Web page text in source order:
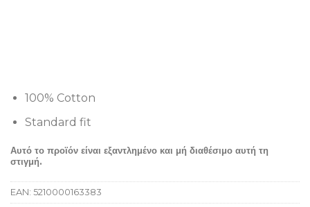
100% Cotton
Standard fit
Αυτό το προϊόν είναι εξαντλημένο και μή διαθέσιμο αυτή τη
στιγμή.
EAN: 5210000163383